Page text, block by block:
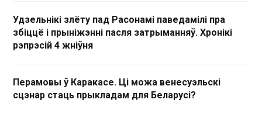
Удзельнікі злёту пад Расонамі паведамілі пра
збіццё і прыніжэнні пасля затрыманняў. Хронікі
рэпрэсій 4 жніўня
Перамовы ў Каракасе. Ці можа венесуэльскі
сцэнар стаць прыкладам для Беларусі?